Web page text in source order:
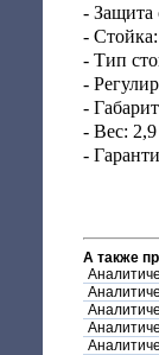
- Защита
-
- Тип
-
-
- Вес: 2,9
-
А также